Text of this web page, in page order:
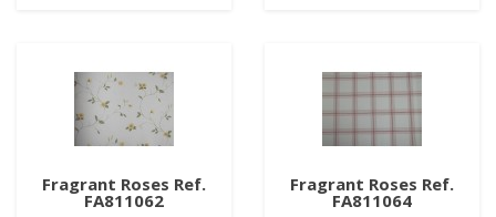
Fragrant Roses Ref.
FA811062
Fragrant Roses Ref.
FA811064